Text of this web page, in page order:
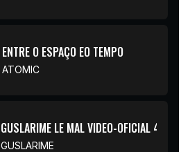
ENTRE O ESPAÇO EO TEMPO
ATOMIC
GUSLARIME LE MAL VIDEO-OFICIAL 4K
GUSLARIME